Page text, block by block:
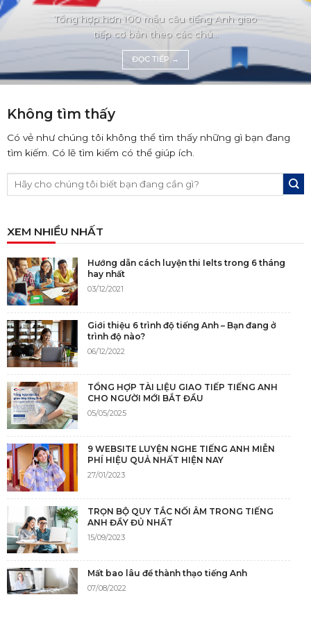
Tổng hợp hơn 100 mẫu câu tiếng Anh giao
tiếp cơ bản theo các chủ...
ĐỌC TIẾP →
Không tìm thấy
Có vẻ như chúng tôi không thể tìm thấy những gì bạn đang
tìm kiếm. Có lẽ tìm kiếm có thể giúp ích.
XEM NHIỀU NHẤT
Hướng dẫn cách luyện thi Ielts trong 6 tháng
hay nhất
03/12/2021
Giới thiệu 6 trình độ tiếng Anh – Bạn đang ở
trình độ nào?
06/12/2022
TỔNG HỢP TÀI LIỆU GIAO TIẾP TIẾNG ANH
CHO NGƯỜI MỚI BẮT ĐẦU
05/05/2025
9 WEBSITE LUYỆN NGHE TIẾNG ANH MIỄN
PHÍ HIỆU QUẢ NHẤT HIỆN NAY
27/01/2023
TRỌN BỘ QUY TẮC NỐI ÂM TRONG TIẾNG
ANH ĐẦY ĐỦ NHẤT
15/09/2023
Mất bao lâu để thành thạo tiếng Anh
07/08/2022